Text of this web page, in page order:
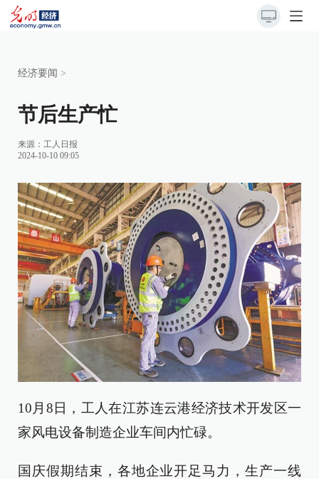
经济要闻 >
节后生产忙
来源： 工人日报
2024-10-10 09:05
10月8日，工人在江苏连云港经济技术开发区一
家风电设备制造企业车间内忙碌。
国庆假期结束，各地企业开足马力，生产一线